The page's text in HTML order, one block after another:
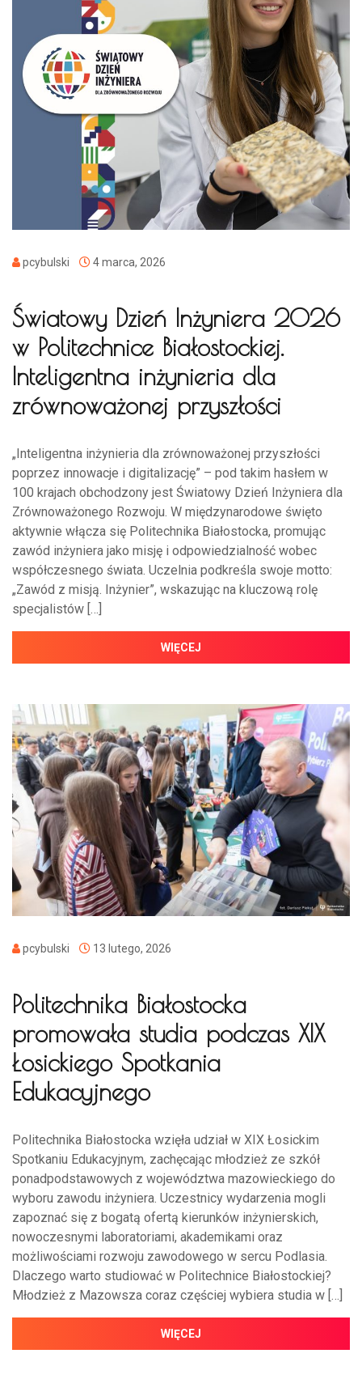
pcybulski 4 marca, 2026
Światowy Dzień Inżyniera 2026
w Politechnice Białostockiej.
Inteligentna inżynieria dla
zrównoważonej przyszłości
„Inteligentna inżynieria dla zrównoważonej przyszłości
poprzez innowacje i digitalizację” – pod takim hasłem w
100 krajach obchodzony jest Światowy Dzień Inżyniera dla
Zrównoważonego Rozwoju. W międzynarodowe święto
aktywnie włącza się Politechnika Białostocka, promując
zawód inżyniera jako misję i odpowiedzialność wobec
współczesnego świata. Uczelnia podkreśla swoje motto:
„Zawód z misją. Inżynier”, wskazując na kluczową rolę
specjalistów […]
WIĘCEJ
pcybulski 13 lutego, 2026
Politechnika Białostocka
promowała studia podczas XIX
Łosickiego Spotkania
Edukacyjnego
Politechnika Białostocka wzięła udział w XIX Łosickim
Spotkaniu Edukacyjnym, zachęcając młodzież ze szkół
ponadpodstawowych z województwa mazowieckiego do
wyboru zawodu inżyniera. Uczestnicy wydarzenia mogli
zapoznać się z bogatą ofertą kierunków inżynierskich,
nowoczesnymi laboratoriami, akademikami oraz
możliwościami rozwoju zawodowego w sercu Podlasia.
Dlaczego warto studiować w Politechnice Białostockiej?
Młodzież z Mazowsza coraz częściej wybiera studia w […]
WIĘCEJ